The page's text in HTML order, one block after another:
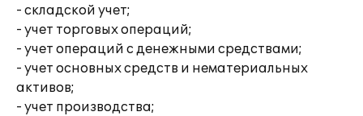
- складской учет;
- учет торговых операций;
- учет операций с денежными средствами;
- учет основных средств и нематериальных
активов;
- учет производства;